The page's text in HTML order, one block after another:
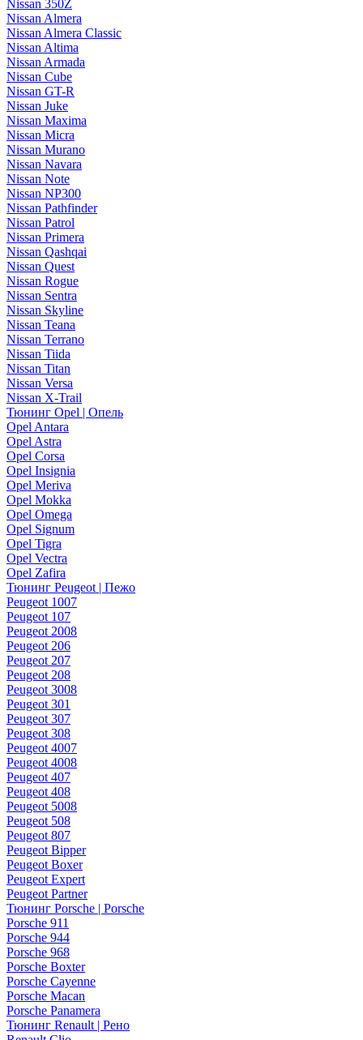
Nissan 350Z
Nissan Almera
Nissan Almera Classic
Nissan Altima
Nissan Armada
Nissan Cube
Nissan GT-R
Nissan Juke
Nissan Maxima
Nissan Micra
Nissan Murano
Nissan Navara
Nissan Note
Nissan NP300
Nissan Pathfinder
Nissan Patrol
Nissan Primera
Nissan Qashqai
Nissan Quest
Nissan Rogue
Nissan Sentra
Nissan Skyline
Nissan Teana
Nissan Terrano
Nissan Tiida
Nissan Titan
Nissan Versa
Nissan X-Trail
Тюнинг Opel | Опель
Opel Antara
Opel Astra
Opel Corsa
Opel Insignia
Opel Meriva
Opel Mokka
Opel Omega
Opel Signum
Opel Tigra
Opel Vectra
Opel Zafira
Тюнинг Peugeot | Пежо
Peugeot 1007
Peugeot 107
Peugeot 2008
Peugeot 206
Peugeot 207
Peugeot 208
Peugeot 3008
Peugeot 301
Peugeot 307
Peugeot 308
Peugeot 4007
Peugeot 4008
Peugeot 407
Peugeot 408
Peugeot 5008
Peugeot 508
Peugeot 807
Peugeot Bipper
Peugeot Boxer
Peugeot Expert
Peugeot Partner
Тюнинг Porsche | Porsche
Porsche 911
Porsche 944
Porsche 968
Porsche Boxter
Porsche Cayenne
Porsche Macan
Porsche Panamera
Тюнинг Renault | Рено